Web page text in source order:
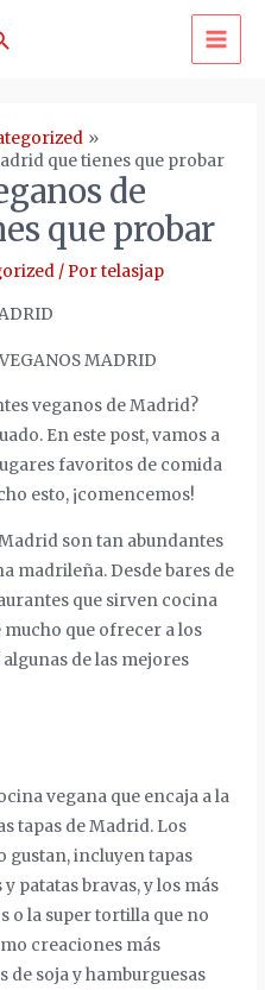
que tienes que probar
de
que probar
/ Portelasjap
veganos de Madrid?
En este post, vamos a
favoritos de comida
esto, ¡comencemos!
son tan abundantes
madrileña. Desde bares de
que sirven cocina
que ofrecer a los
de las mejores
vegana que encaja a la
tapas de Madrid. Los
gustan, incluyen tapas
patatas bravas, y los más
o la super tortilla que no
creaciones más
soja y hamburguesas